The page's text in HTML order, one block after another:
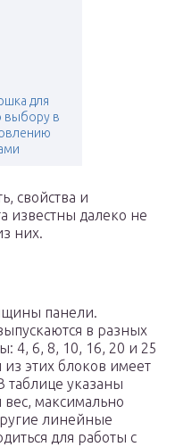
для
выбору в
свойства и
известны далеко не
них.
панели.
в разных
4, 6, 8, 10, 16, 20 и 25
этих блоков имеет
таблице указаны
максимально
линейные
для работы с